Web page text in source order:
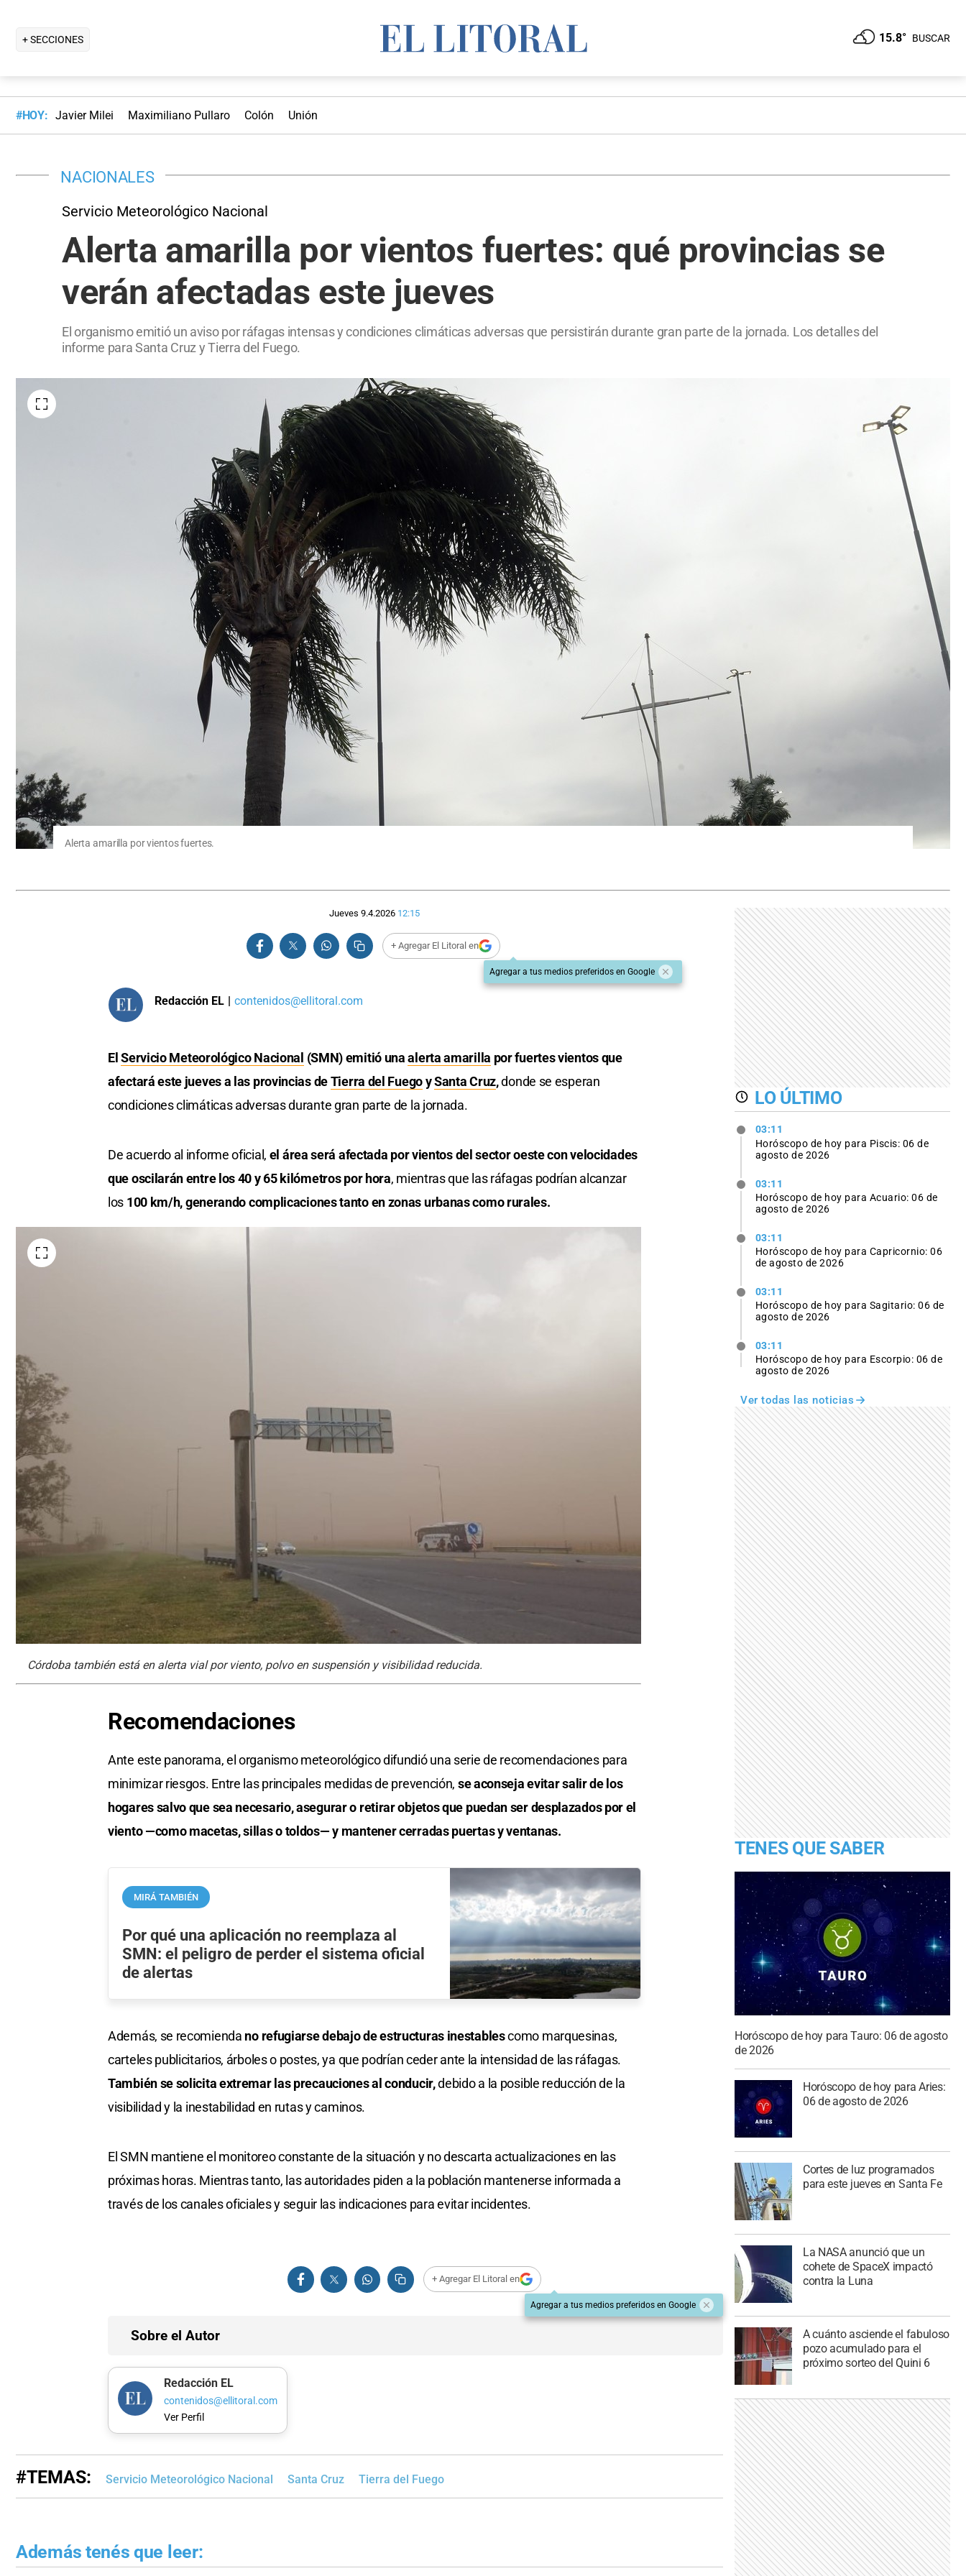
+ SECCIONES 15.8° BUSCAR
#HOY: Javier Milei Maximiliano Pullaro Colón Unión
NACIONALES
Servicio Meteorológico Nacional
Alerta amarilla por vientos fuertes: qué provincias se
verán afectadas este jueves
El organismo emitió un aviso por ráfagas intensas y condiciones climáticas adversas que persistirán durante gran parte de la jornada. Los detalles del
informe para Santa Cruz y Tierra del Fuego.
Alerta amarilla por vientos fuertes.
Jueves 9.4.2026 12:15
+ Agregar El Litoral en
Agregar a tus medios preferidos en Google
Redacción EL | contenidos@ellitoral.com
ElServicio Meteorológico Nacional (SMN) emitió unaalerta amarilla por fuertes vientos que
afectará este jueves a las provincias deTierra del FuegoySanta Cruz,donde se esperan
condiciones climáticas adversas durante gran parte de la jornada.
De acuerdo al informe oficial, el área será afectada por vientos del sector oeste con velocidades
que oscilarán entre los 40 y 65 kilómetros por hora, mientras que las ráfagas podrían alcanzar
los 100 km/h, generando complicaciones tanto en zonas urbanas como rurales.
Córdoba también está en alerta vial por viento, polvo en suspensión y visibilidad reducida.
Recomendaciones
Ante este panorama, el organismo meteorológico difundió una serie de recomendaciones para
minimizar riesgos. Entre las principales medidas de prevención, se aconseja evitar salir de los
hogares salvo que sea necesario, asegurar o retirar objetos que puedan ser desplazados por el
viento —como macetas, sillas o toldos— y mantener cerradas puertas y ventanas.
MIRÁ TAMBIÉN
Por qué una aplicación no reemplaza al
SMN: el peligro de perder el sistema oficial
de alertas
Además, se recomienda no refugiarse debajo de estructuras inestablescomo marquesinas,
carteles publicitarios, árboles o postes, ya que podrían ceder ante la intensidad de las ráfagas.
También se solicita extremar las precauciones al conducir,debido a la posible reducción de la
visibilidad y la inestabilidad en rutas y caminos.
El SMN mantiene el monitoreo constante de la situación y no descarta actualizaciones en las
próximas horas. Mientras tanto, las autoridades piden a la población mantenerse informada a
través de los canales oficiales y seguir las indicaciones para evitar incidentes.
+ Agregar El Litoral en
Agregar a tus medios preferidos en Google
Sobre el Autor
Redacción EL
contenidos@ellitoral.com
Ver Perfil
#TEMAS: Servicio Meteorológico Nacional Santa Cruz Tierra del Fuego
Además tenés que leer:
LO ÚLTIMO
03:11
Horóscopo de hoy para Piscis: 06 de
agosto de 2026
03:11
Horóscopo de hoy para Acuario: 06 de
agosto de 2026
03:11
Horóscopo de hoy para Capricornio: 06
de agosto de 2026
03:11
Horóscopo de hoy para Sagitario: 06 de
agosto de 2026
03:11
Horóscopo de hoy para Escorpio: 06 de
agosto de 2026
Ver todas las noticias
TENES QUE SABER
Horóscopo de hoy para Tauro: 06 de agosto
de 2026
Horóscopo de hoy para Aries:
06 de agosto de 2026
Cortes de luz programados
para este jueves en Santa Fe
La NASA anunció que un
cohete de SpaceX impactó
contra la Luna
A cuánto asciende el fabuloso
pozo acumulado para el
próximo sorteo del Quini 6